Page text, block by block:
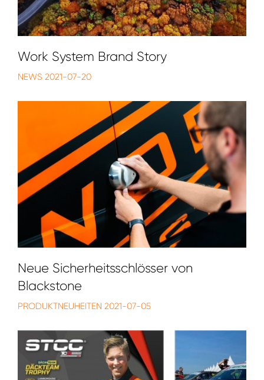
Work System Brand Story
NEWS 2021-07-20
Neue Sicherheitsschlösser von
Blackstone
PRODUKTNEUHEITEN 2021-07-05